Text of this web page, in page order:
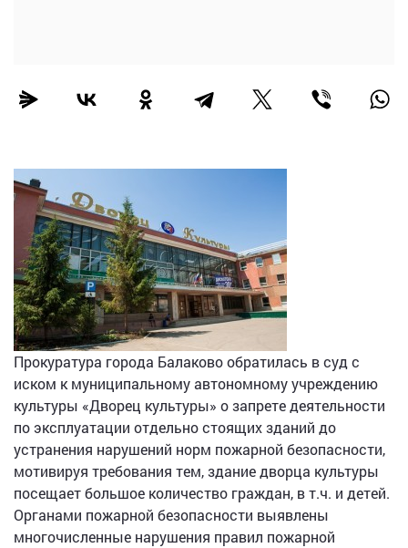
Прокуратура города Балаково обратилась в суд с
иском к муниципальному автономному учреждению
культуры «Дворец культуры» о запрете деятельности
по эксплуатации отдельно стоящих зданий до
устранения нарушений норм пожарной безопасности,
мотивируя требования тем, здание дворца культуры
посещает большое количество граждан, в т.ч. и детей.
Органами пожарной безопасности выявлены
многочисленные нарушения правил пожарной